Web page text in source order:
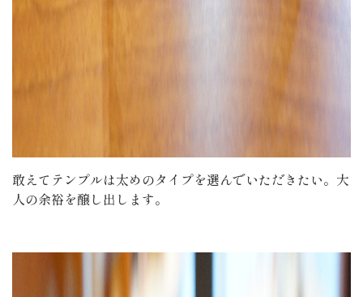
敢えてテンプルは太めのタイプを選んでいただきたい。大
人の余裕を醸し出します。